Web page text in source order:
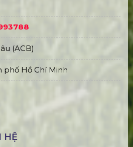
(ACB)
phố Hồ Chí Minh
HỆ